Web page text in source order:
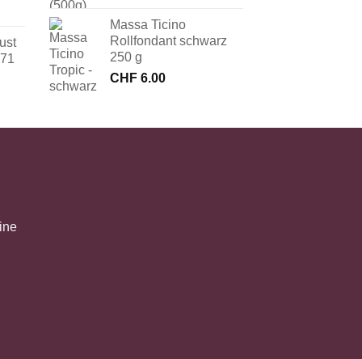
Massa Ticino
Rollfondant schwarz
250 g
CHF 6.00